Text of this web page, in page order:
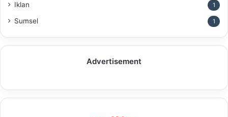
Iklan 1
Sumsel 1
Advertisement